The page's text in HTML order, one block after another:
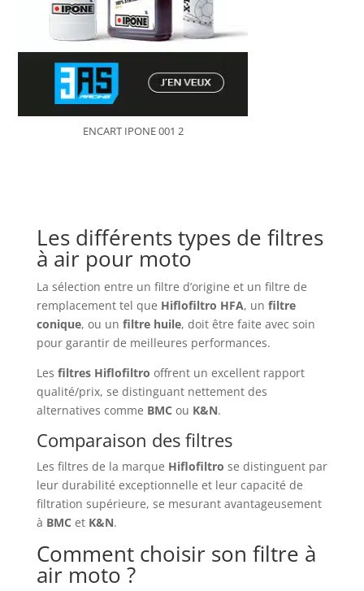
ENCART IPONE 001 2
Les différents types de filtres
à air pour moto
La sélection entre un filtre d’origine et un filtre de
remplacement tel que Hiflofiltro HFA, un filtre
conique, ou un filtre huile, doit être faite avec soin
pour garantir de meilleures performances.
Les filtres Hiflofiltro offrent un excellent rapport
qualité/prix, se distinguant nettement des
alternatives comme BMC ou K&N.
Comparaison des filtres
Les filtres de la marque Hiflofiltro se distinguent par
leur durabilité exceptionnelle et leur capacité de
filtration supérieure, se mesurant avantageusement
à BMC et K&N.
Comment choisir son filtre à
air moto ?